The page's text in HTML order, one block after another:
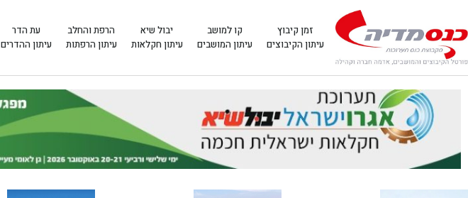
זמן קיבוץ
עיתון הקיבוצים
קו למושב
עיתון המושבים
יבול שיא
עיתון חקלאות
הרפת והחלב
עיתון הרפתות
עת הדר
עיתון ההדרים